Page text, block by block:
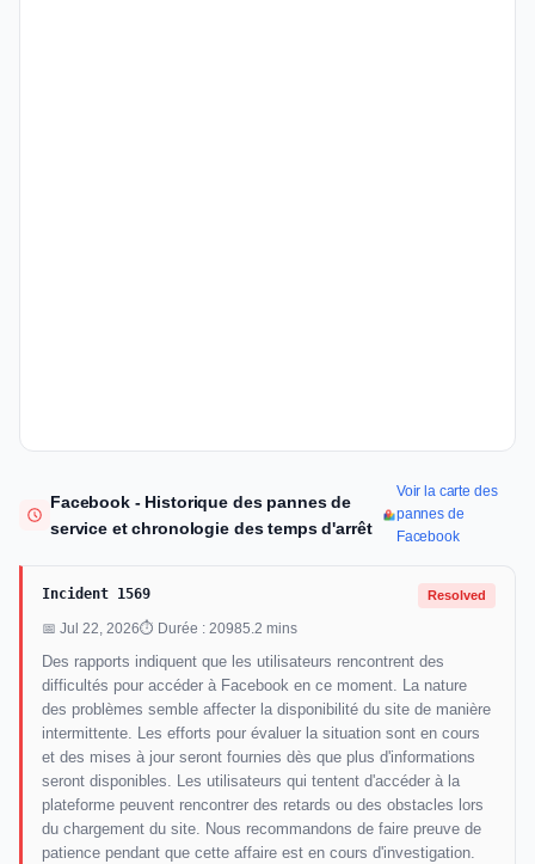
Facebook - Historique des pannes de
service et chronologie des temps d'arrêt
Voir la carte des
pannes de
Facebook
Incident 1569 Resolved
📅 Jul 22, 2026⏱ Durée : 20985.2 mins
Des rapports indiquent que les utilisateurs rencontrent des
difficultés pour accéder à Facebook en ce moment. La nature
des problèmes semble affecter la disponibilité du site de manière
intermittente. Les efforts pour évaluer la situation sont en cours
et des mises à jour seront fournies dès que plus d'informations
seront disponibles. Les utilisateurs qui tentent d'accéder à la
plateforme peuvent rencontrer des retards ou des obstacles lors
du chargement du site. Nous recommandons de faire preuve de
patience pendant que cette affaire est en cours d'investigation.